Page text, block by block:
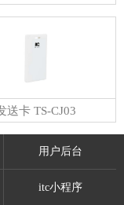
送卡 TS-CJ03
用户后台
itc小程序